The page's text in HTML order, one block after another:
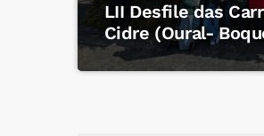
LII Desfile das
Cidre (Oural-